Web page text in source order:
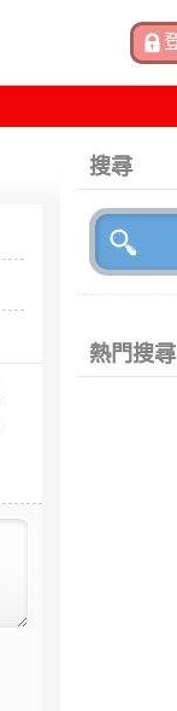
搜尋
熱門搜尋